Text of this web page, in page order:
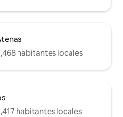
habitantes locales
habitantes locales